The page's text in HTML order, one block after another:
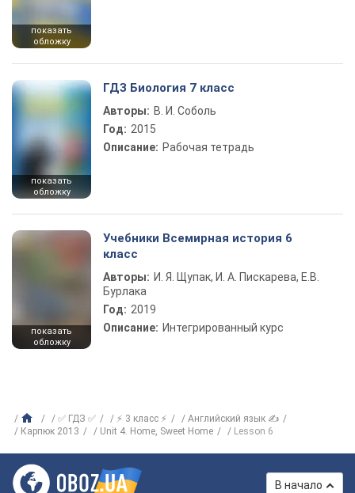
показать
обложку
показать
обложку
ГДЗ Биология 7 класс
Авторы: В. И. Соболь
Год: 2015
Описание: Рабочая тетрадь
показать
обложку
Учебники Всемирная история 6
класс
Авторы: И. Я. Щупак, И. А. Пискарева, Е.В.
Бурлака
Год: 2019
Описание: Интегрированный курс
✅ ГДЗ ✅ ⚡ 3 класс ⚡
Английский язык ✍
Карпюк 2013
Unit 4. Home, Sweet Home Lesson 6
В начало